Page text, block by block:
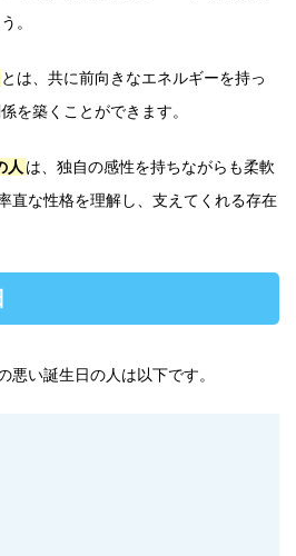
。
とは、共に前向きなエネルギーを持っ
を築くことができます。
人 は、独自の感性を持ちながらも柔軟
直な性格を理解し、支えてくれる存在
悪い誕生日の人は以下です。